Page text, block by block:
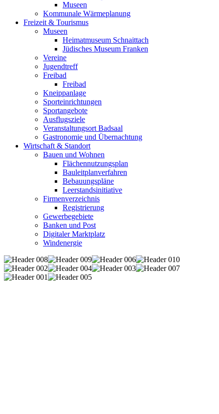
Museen
Kommunale Wärmeplanung
Freizeit & Tourismus
Museen
Heimatmuseum Schnaittach
Jüdisches Museum Franken
Vereine
Jugendtreff
Freibad
Freibad
Kneippanlage
Sporteinrichtungen
Sportangebote
Ausflugsziele
Veranstaltungsort Badsaal
Gastronomie und Übernachtung
Wirtschaft & Standort
Bauen und Wohnen
Flächennutzungsplan
Bauleitplanverfahren
Bebauungspläne
Leerstandsinitiative
Firmenverzeichnis
Registrierung
Gewerbegebiete
Banken und Post
Digitaler Marktplatz
Windenergie